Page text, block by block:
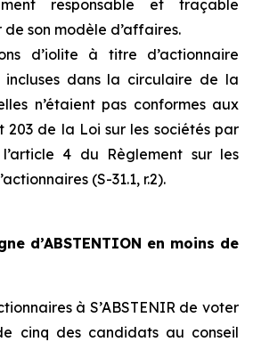
responsable et traçable
son modèle d’affaires.
d’iolite à titre d’actionnaire
incluses dans la circulaire de la
n’étaient pas conformes aux
203 de la Loi sur les sociétés par
4 du Règlement sur les
(S-31.1, r.2).
d’ABSTENTION en moins de
à S’ABSTENIR de voter
cinq des candidats au conseil